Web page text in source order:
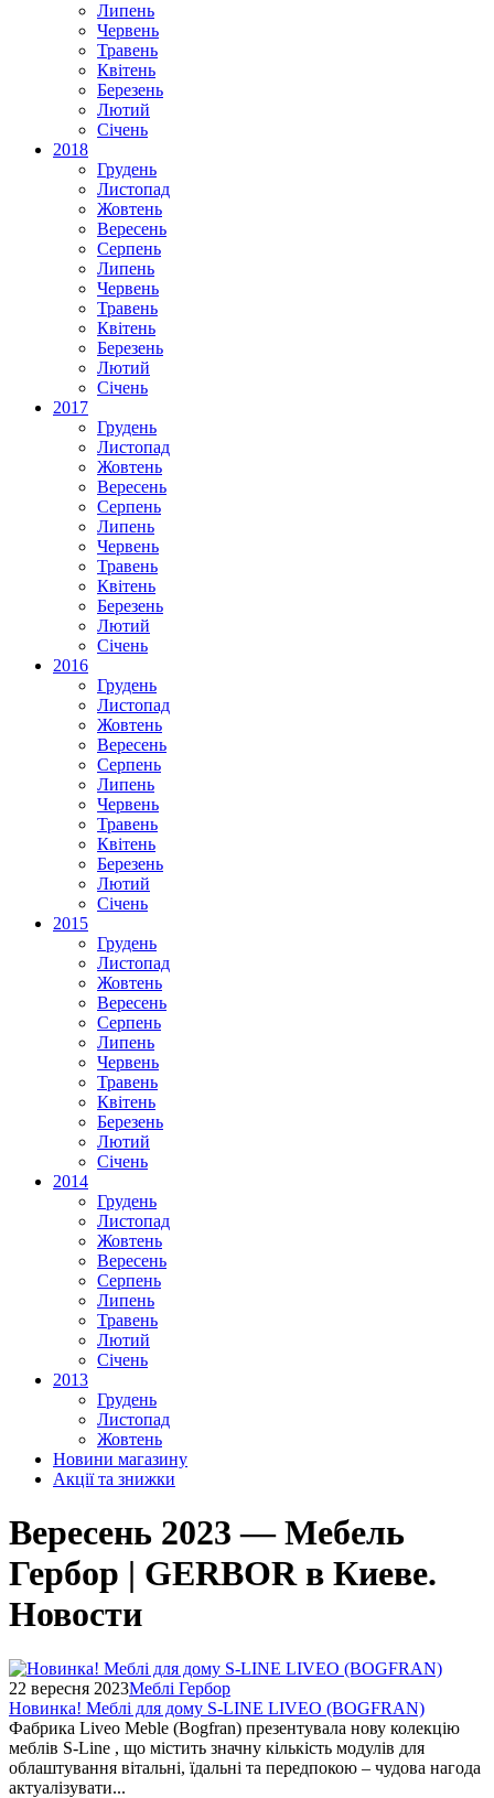
Липень
Червень
Травень
Квітень
Березень
Лютий
Січень
2018
Грудень
Листопад
Жовтень
Вересень
Серпень
Липень
Червень
Травень
Квітень
Березень
Лютий
Січень
2017
Грудень
Листопад
Жовтень
Вересень
Серпень
Липень
Червень
Травень
Квітень
Березень
Лютий
Січень
2016
Грудень
Листопад
Жовтень
Вересень
Серпень
Липень
Червень
Травень
Квітень
Березень
Лютий
Січень
2015
Грудень
Листопад
Жовтень
Вересень
Серпень
Липень
Червень
Травень
Квітень
Березень
Лютий
Січень
2014
Грудень
Листопад
Жовтень
Вересень
Серпень
Липень
Травень
Лютий
Січень
2013
Грудень
Листопад
Жовтень
Новини магазину
Акції та знижки
Вересень 2023 — Мебель
Гербор | GERBOR в Киеве.
Новости
22 вересня 2023Меблі Гербор
Новинка! Меблі для дому S-LINE LIVEO (BOGFRAN)
Фабрика Liveo Meble (Bogfran) презентувала нову колекцію
меблів S-Line , що містить значну кількість модулів для
облаштування вітальні, їдальні та передпокою – чудова нагода
актуалізувати...